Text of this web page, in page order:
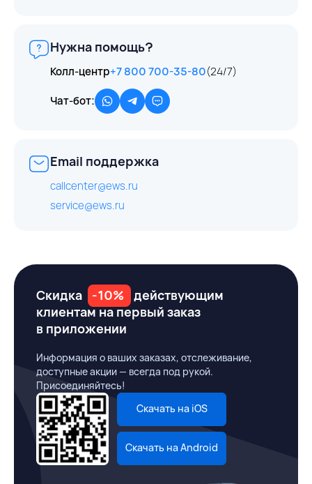
Нужна помощь?
Колл-центр+7 800 700-35-80(24/7)
Чат-бот:
Email поддержка
callcenter@ews.ru
service@ews.ru
Скидка -10%
действующим
клиентам на первый заказ
в приложении
Информация о ваших заказах, отслеживание,
доступные акции — всегда под рукой.
Присоединяйтесь!
Скачать на iOS
Скачать на Android